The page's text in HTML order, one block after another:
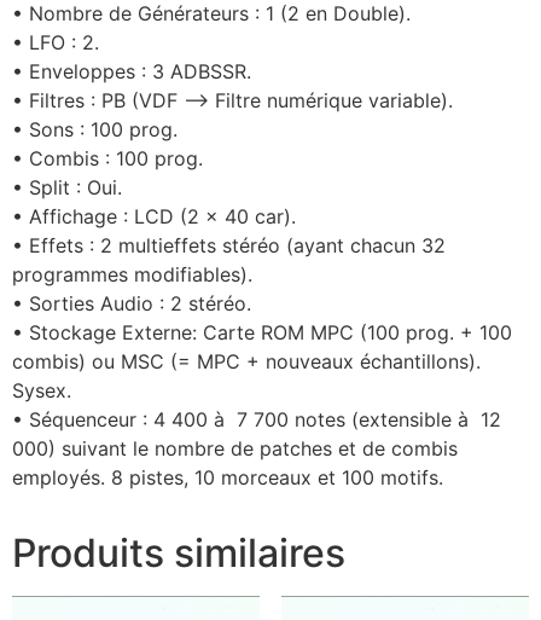
• Nombre de Générateurs : 1 (2 en Double).
• LFO : 2.
• Enveloppes : 3 ADBSSR.
• Filtres : PB (VDF –> Filtre numérique variable).
• Sons : 100 prog.
• Combis : 100 prog.
• Split : Oui.
• Affichage : LCD (2 x 40 car).
• Effets : 2 multieffets stéréo (ayant chacun 32
programmes modifiables).
• Sorties Audio : 2 stéréo.
• Stockage Externe: Carte ROM MPC (100 prog. + 100
combis) ou MSC (= MPC + nouveaux échantillons).
Sysex.
• Séquenceur : 4 400 à 7 700 notes (extensible à 12
000) suivant le nombre de patches et de combis
employés. 8 pistes, 10 morceaux et 100 motifs.
Produits similaires